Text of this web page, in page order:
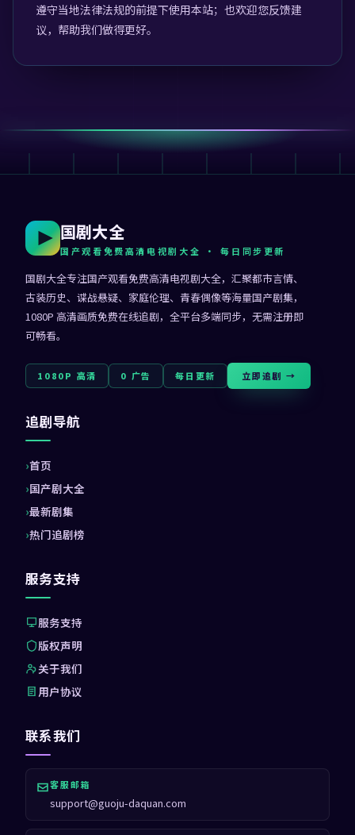
遵守当地法律法规的前提下使用本站；也欢迎您反馈建
议，帮助我们做得更好。
国剧大全
国产观看免费高清电视剧大全 · 每日同步更新
国剧大全专注国产观看免费高清电视剧大全，汇聚都市言情、
古装历史、谍战悬疑、家庭伦理、青春偶像等海量国产剧集，
1080P 高清画质免费在线追剧，全平台多端同步，无需注册即
可畅看。
1080P 高清 0 广告 每日更新 立即追剧 →
追剧导航
首页
国产剧大全
最新剧集
热门追剧榜
服务支持
服务支持
版权声明
关于我们
用户协议
联系我们
客服邮箱
support@guoju-daquan.com